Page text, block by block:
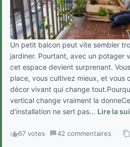
Un petit balcon peut vite sembler
jardiner. Pourtant, avec un potager
cet espace devient surprenant.
place, vous cultivez mieux, et vous
décor vivant qui change
vertical change vraiment la
d’installation ne sert pas... Lire la
67 votes · 42 commentaires ·